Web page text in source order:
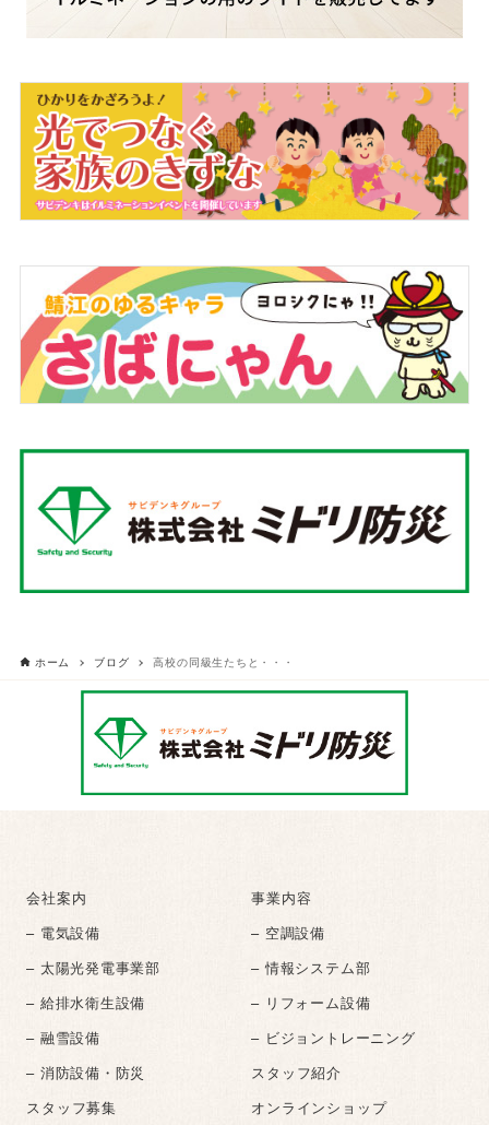
ホーム ブログ 高校の同級生たちと・・・
会社案内
事業内容
– 電気設備
– 空調設備
– 太陽光発電事業部
– 情報システム部
– 給排水衛生設備
– リフォーム設備
– 融雪設備
– ビジョントレーニング
– 消防設備・防災
スタッフ紹介
スタッフ募集
オンラインショップ